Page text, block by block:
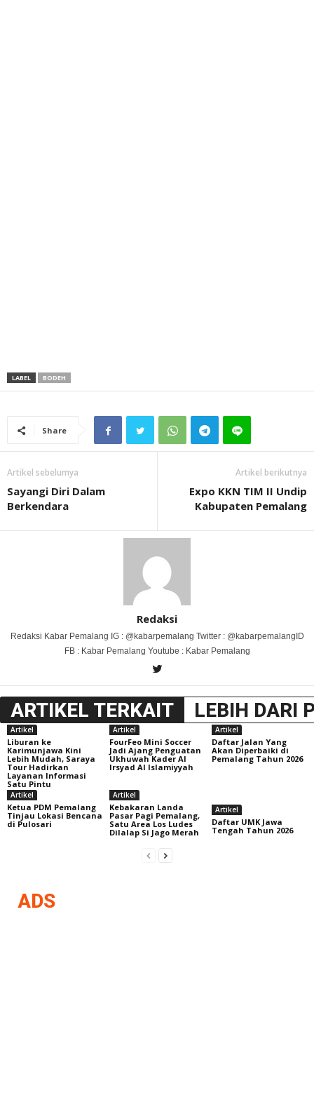
LABEL BODEH
Share
Artikel sebelumya
Sayangi Diri Dalam
Berkendara
Artikel berikutnya
Expo KKN TIM II Undip
Kabupaten Pemalang
Redaksi
Redaksi Kabar Pemalang IG : @kabarpemalang Twitter : @kabarpemalangID
FB : Kabar Pemalang Youtube : Kabar Pemalang
ARTIKEL TERKAIT LEBIH DARI
Artikel
Liburan ke
Karimunjawa Kini
Lebih Mudah, Saraya
Tour Hadirkan
Layanan Informasi
Satu Pintu
Artikel
FourFeo Mini Soccer
Jadi Ajang Penguatan
Ukhuwah Kader Al
Irsyad Al Islamiyyah
Artikel
Daftar Jalan Yang
Akan Diperbaiki di
Pemalang Tahun 2026
Artikel
Ketua PDM Pemalang
Tinjau Lokasi Bencana
di Pulosari
Artikel
Kebakaran Landa
Pasar Pagi Pemalang,
Satu Area Los Ludes
Dilalap Si Jago Merah
Artikel
Daftar UMK Jawa
Tengah Tahun 2026
ADS